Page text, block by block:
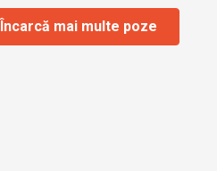
Încarcă mai multe poze